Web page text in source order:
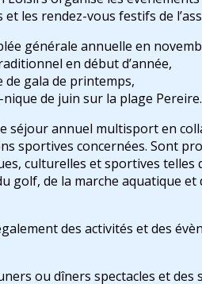
les rendez-vous festifs de
générale annuelle en
en début d’année,
de gala de printemps,
nique de juin sur la plage Pereire.
séjour annuel multisport en
sportives concernées. Sont
culturelles et sportives telles
golf, de la marche aquatique et
des activités et des
ou dîners spectacles et des